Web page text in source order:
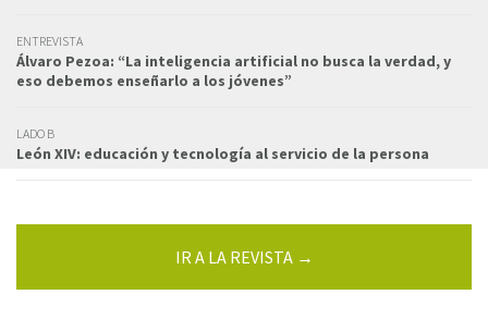
ENTREVISTA
Álvaro Pezoa: “La inteligencia artificial no busca la verdad, y
eso debemos enseñarlo a los jóvenes”
LADO B
León XIV: educación y tecnología al servicio de la persona
IR A LA REVISTA →